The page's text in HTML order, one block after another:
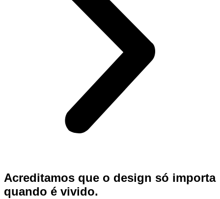
Acreditamos que o design só importa
quando é vivido.